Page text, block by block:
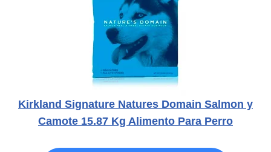
Kirkland Signature Natures Domain Salmon y
Camote 15.87 Kg Alimento Para Perro